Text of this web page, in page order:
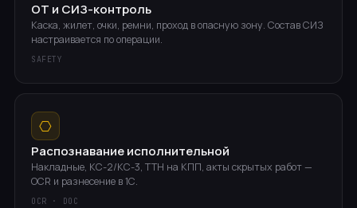
ОТ и СИЗ-контроль
Каска, жилет, очки, ремни, проход в опасную зону. Состав СИЗ
настраивается по операции.
SAFETY
⎔
Распознавание исполнительной
Накладные, КС-2/КС-3, ТТН на КПП, акты скрытых работ —
OCR и разнесение в 1С.
OCR · DOC